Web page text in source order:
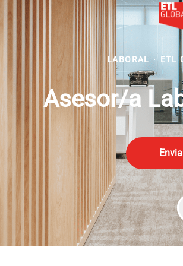
LABORAL · ETL
Asesor/a